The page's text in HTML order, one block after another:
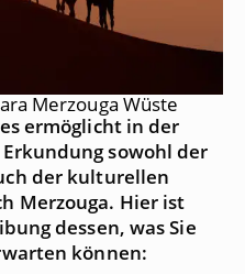
Merzouga Wüste
ermöglicht in der
sowohl der
der kulturellen
Merzouga. Hier ist
dessen, was Sie
können: